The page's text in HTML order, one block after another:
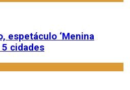
espetáculo ‘Menina
5 cidades